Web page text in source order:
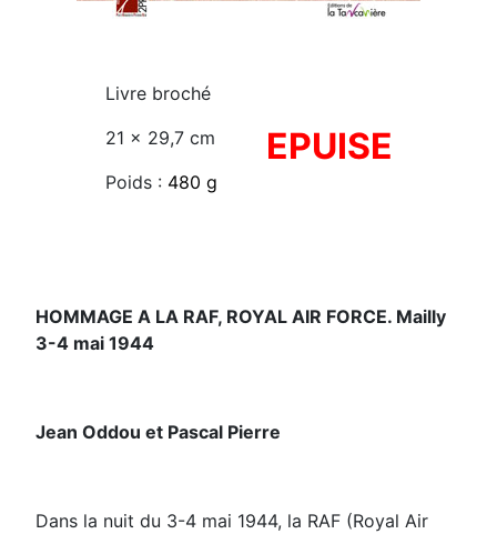
Livre broché
21 x 29,7 cm
Poids : 480 g
EPUISE
HOMMAGE A LA RAF, ROYAL AIR FORCE. Mailly
3-4 mai 1944
Jean Oddou et Pascal Pierre
Dans la nuit du 3-4 mai 1944, la RAF (Royal Air